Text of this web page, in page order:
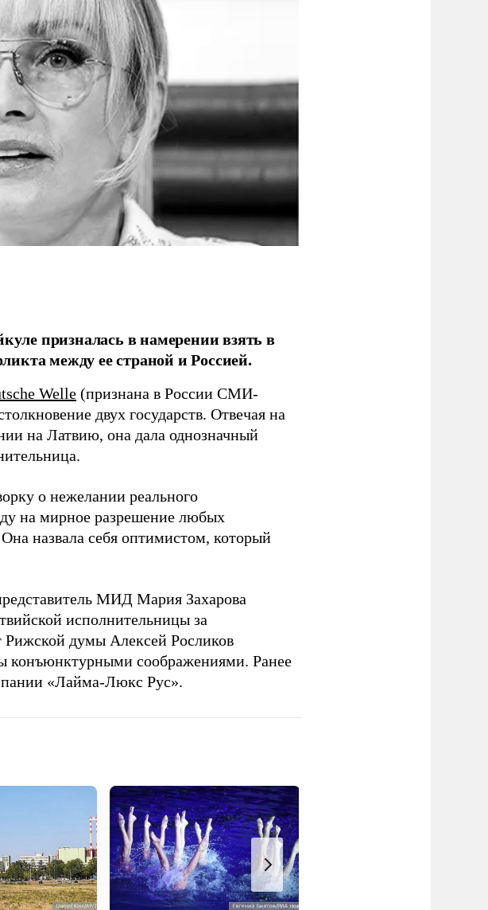
призналась в намерении взять в
между ее страной и Россией.
Welle (признана в России СМИ-
двух государств. Отвечая на
на Латвию, она дала однозначный
о нежелании реального
на мирное разрешение любых
назвала себя оптимистом, который
МИД Мария Захарова
исполнительницы за
Рижской думы Алексей Росликов
конъюнктурными соображениями. Ранее
«Лайма-Люкс Рус».